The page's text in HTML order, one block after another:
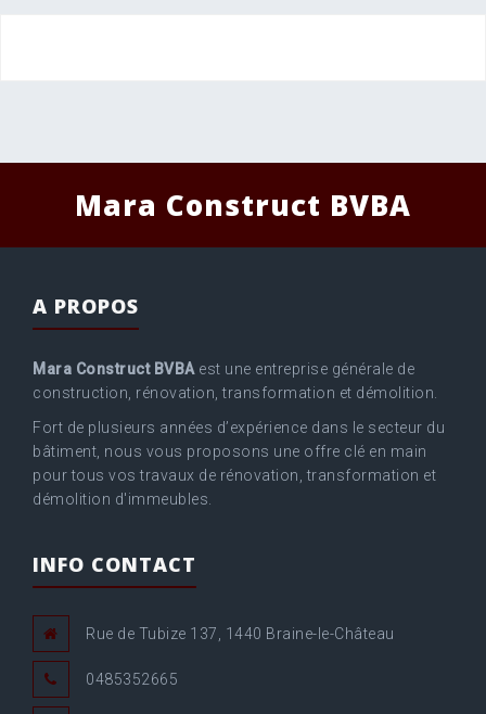
Mara Construct BVBA
A PROPOS
Mara Construct BVBA est une entreprise générale de
construction, rénovation, transformation et démolition.
Fort de plusieurs années d’expérience dans le secteur du
bâtiment, nous vous proposons une offre clé en main
pour tous vos travaux de rénovation, transformation et
démolition d'immeubles.
INFO CONTACT
Rue de Tubize 137, 1440 Braine-le-Château
0485352665